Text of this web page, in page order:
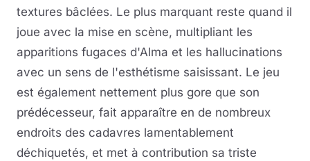
textures bâclées. Le plus marquant reste quand il
joue avec la mise en scène, multipliant les
apparitions fugaces d'Alma et les hallucinations
avec un sens de l'esthétisme saisissant. Le jeu
est également nettement plus gore que son
prédécesseur, fait apparaître en de nombreux
endroits des cadavres lamentablement
déchiquetés, et met à contribution sa triste